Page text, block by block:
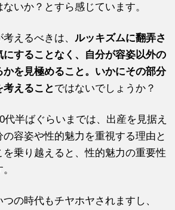
いか？とすら感じています。
えるべきは、 ルッキズムに翻弄さ
することなく、自分が容姿以外の
かを見極めること。いかにその部分
考えることではないでしょうか？
代半ばぐらいまでは、出産を見据え
容姿や性的魅力を重視する理由と
乗り越えると、性的魅力の重要性
の時代もチヤホヤされますし、